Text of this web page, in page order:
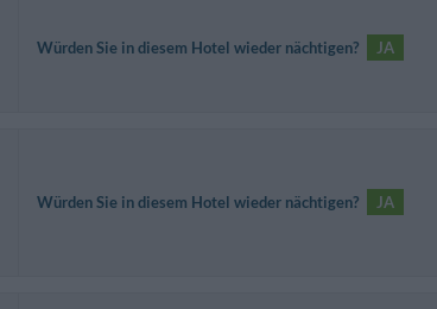
Würden Sie in diesem Hotel wieder nächtigen? JA
Würden Sie in diesem Hotel wieder nächtigen? JA